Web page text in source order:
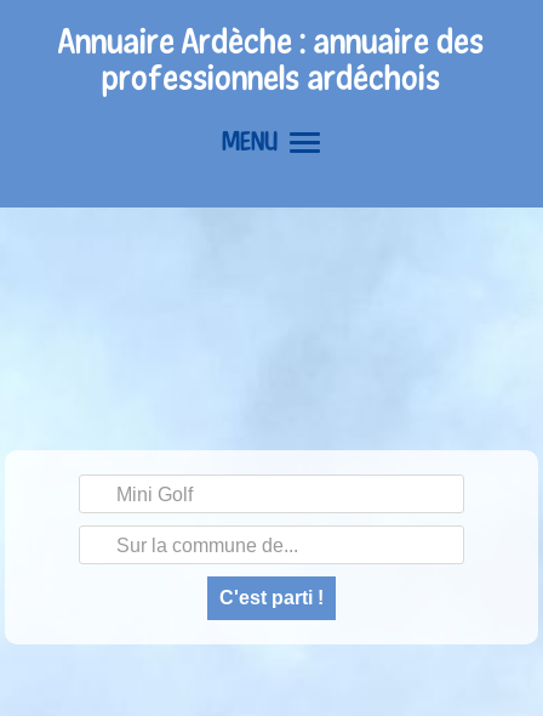
Annuaire Ardèche : annuaire des
professionnels ardéchois
MENU